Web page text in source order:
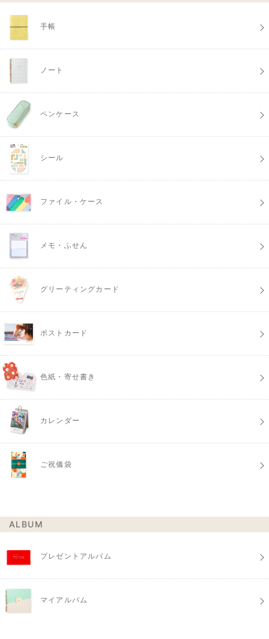
手帳
ノート
ペンケース
シール
ファイル・ケース
メモ・ふせん
グリーティングカード
ポストカード
色紙・寄せ書き
カレンダー
ご祝儀袋
ALBUM
プレゼントアルバム
マイアルバム